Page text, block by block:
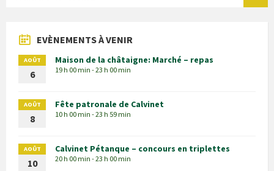
EVÈNEMENTS À VENIR
AOÛT
6
Maison de la châtaigne: Marché – repas
19 h 00 min - 23 h 00 min
AOÛT
8
Fête patronale de Calvinet
10 h 00 min - 23 h 59 min
AOÛT
10
Calvinet Pétanque – concours en triplettes
20 h 00 min - 23 h 00 min